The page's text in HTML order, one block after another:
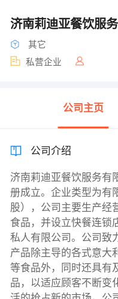
济南莉迪亚餐饮服
其它
私营企业
公司主页
公司介绍
济南莉迪亚餐饮服务有
册成立。企业类型为有
股），公司主要生产经
食品，并设立快餐连锁
私人有限公司。公司致
产品除主导的各式意大
等食品外，同时还具有
品，以适应顾客不断变